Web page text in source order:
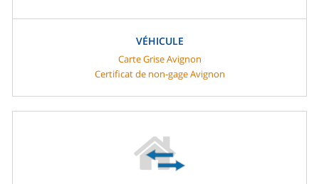
VÉHICULE
Carte Grise Avignon
Certificat de non-gage Avignon